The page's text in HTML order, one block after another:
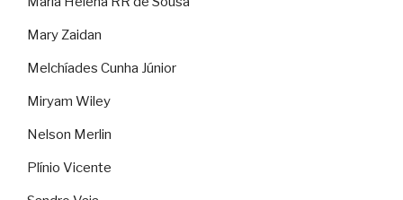
Mary Zaidan
Melchíades Cunha Júnior
Miryam Wiley
Nelson Merlin
Plínio Vicente